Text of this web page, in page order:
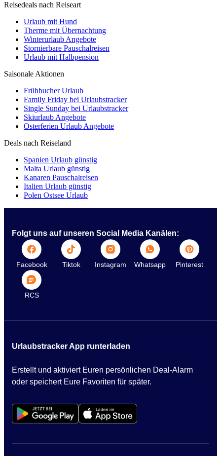
Reisedeals nach Reiseart
Urlaub mit Hund
Therme mit Übernachtung
Winterurlaub Angebote
Stornierbare Pauschalreisen
Urlaub mit Halbpension
Saisonale Aktionen
Frühbucher Urlaub
Family Friday bei Urlaubstracker
Single Sunday bei Urlaubstracker
Skiurlaub Angebote
Osterferien Urlaub Angebote
Deals nach Reiseland
Spanien Urlaub günstig
Malta Urlaub günstig
Kanaren Pauschalreisen
Italien Urlaub günstig
Polen Ostsee Urlaub